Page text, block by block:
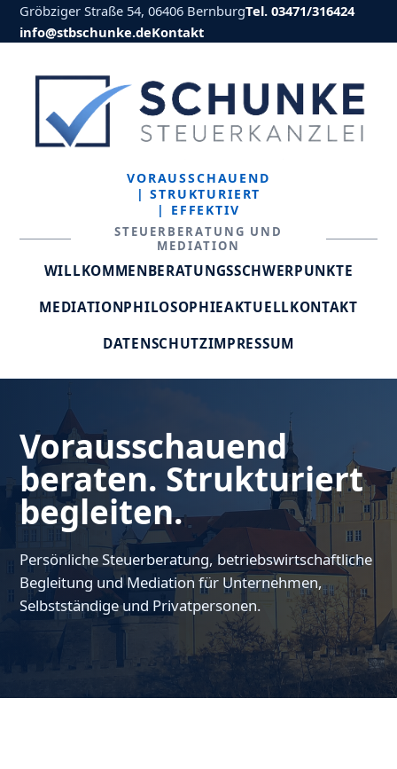
Gröbziger Straße 54, 06406 BernburgTel. 03471/316424
info@stbschunke.deKontakt
VORAUSSCHAUEND
| STRUKTURIERT
| EFFEKTIV
STEUERBERATUNG UND
MEDIATION
WILLKOMMENBERATUNGSSCHWERPUNKTE
MEDIATIONPHILOSOPHIEAKTUELLKONTAKT
DATENSCHUTZIMPRESSUM
Vorausschauend
beraten. Strukturiert
begleiten.
Persönliche Steuerberatung, betriebswirtschaftliche
Begleitung und Mediation für Unternehmen,
Selbstständige und Privatpersonen.